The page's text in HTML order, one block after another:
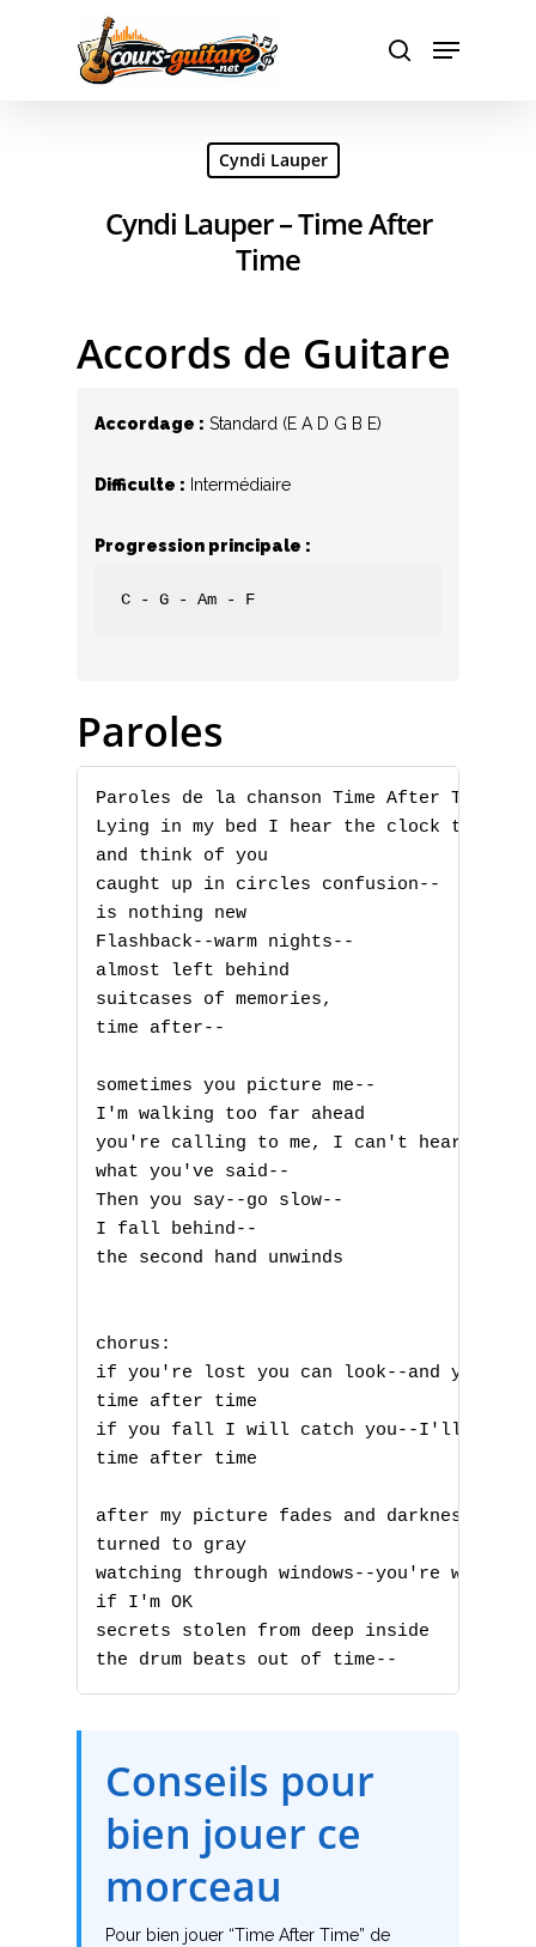
Hit enter to search or ESC to close
Cyndi Lauper
Cyndi Lauper – Time After
Time
Accords de Guitare
Accordage : Standard (E A D G B E)
Difficulte : Intermédiaire
Progression principale :
C - G - Am - F
Paroles
Paroles de la chanson Time After Time
Lying in my bed I hear the clock tick,
and think of you
caught up in circles confusion--
is nothing new
Flashback--warm nights--
almost left behind
suitcases of memories,
time after--
sometimes you picture me--
I'm walking too far ahead
you're calling to me, I can't hear
what you've said--
Then you say--go slow--
I fall behind--
the second hand unwinds
chorus:
if you're lost you can look--and you
time after time
if you fall I will catch you--I'll be
time after time
after my picture fades and darkness has
turned to gray
watching through windows--you're
if I'm OK
secrets stolen from deep inside
the drum beats out of time--
Conseils pour
bien jouer ce
morceau
Pour bien jouer “Time After Time” de
D
E
I